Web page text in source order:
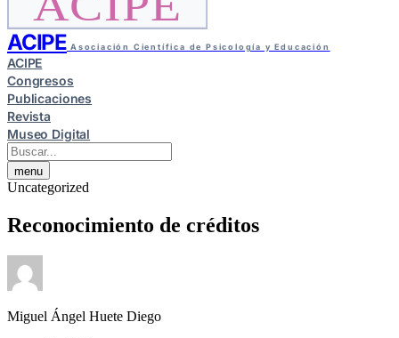
ACIPE Asociación Científica de Psicología y Educación
ACIPE
Congresos
Publicaciones
Revista
Museo Digital
menu
Uncategorized
Reconocimiento de créditos
Miguel Ángel Huete Diego